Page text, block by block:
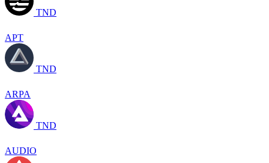
TND
APT
TND
ARPA
TND
AUDIO